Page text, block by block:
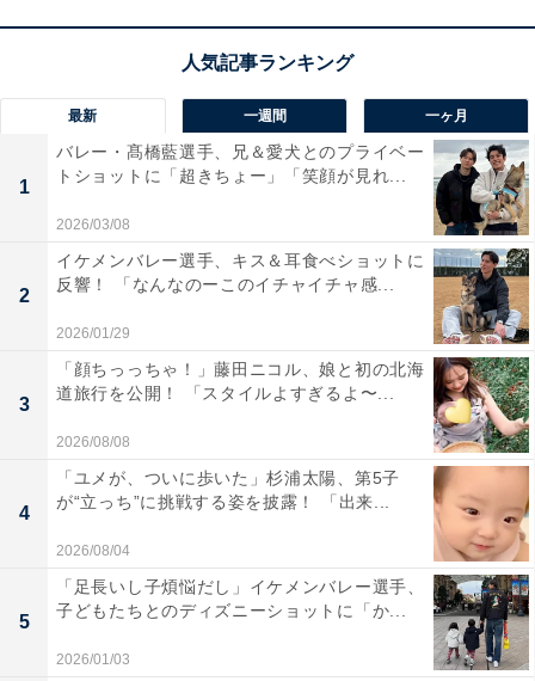
最新 一週間 一ヶ月
1
バレー・髙橋藍選手、兄＆愛犬とのプライベー
トショットに「超きちょー」「笑顔が見れ...
2026/03/08
2
イケメンバレー選手、キス＆耳食べショットに
反響！ 「なんなのーこのイチャイチャ感...
2026/01/29
3
「顔ちっっちゃ！」藤田ニコル、娘と初の北海
道旅行を公開！ 「スタイルよすぎるよ〜...
2026/08/08
4
「ユメが、ついに歩いた」杉浦太陽、第5子
が“立っち”に挑戦する姿を披露！ 「出来...
2026/08/04
5
「足長いし子煩悩だし」イケメンバレー選手、
子どもたちとのディズニーショットに「か...
2026/01/03